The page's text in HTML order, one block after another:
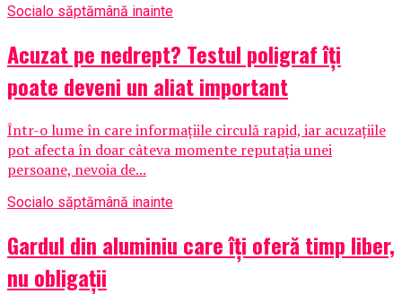
Social o săptămână inainte
Acuzat pe nedrept? Testul poligraf îţi
poate deveni un aliat important
Într-o lume în care informațiile circulă rapid, iar acuzațiile
pot afecta în doar câteva momente reputația unei
persoane, nevoia de...
Socialo săptămână inainte
Gardul din aluminiu care îți oferă timp liber,
nu obligații